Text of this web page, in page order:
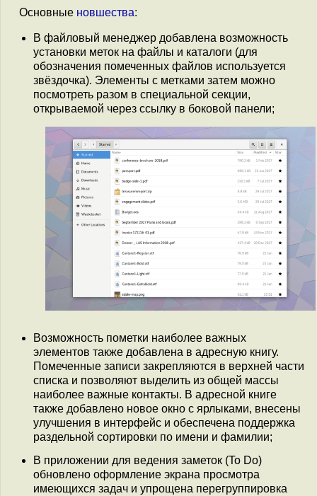
Основные новшества:
В файловый менеджер добавлена возможность
установки меток на файлы и каталоги (для
обозначения помеченных файлов используется
звёздочка). Элементы с метками затем можно
посмотреть разом в специальной секции,
открываемой через ссылку в боковой панели;
Возможность пометки наиболее важных
элементов также добавлена в адресную книгу.
Помеченные записи закрепляются в верхней части
списка и позволяют выделить из общей массы
наиболее важные контакты. В адресной книге
также добавлено новое окно с ярлыками, внесены
улучшения в интерфейс и обеспечена поддержка
раздельной сортировки по имени и фамилии;
В приложении для ведения заметок (To Do)
обновлено оформление экрана просмотра
имеющихся задач и упрощена перегруппировка